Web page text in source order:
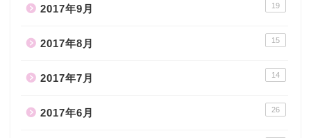
2017年9月 19
2017年8月 15
2017年7月 14
2017年6月 26